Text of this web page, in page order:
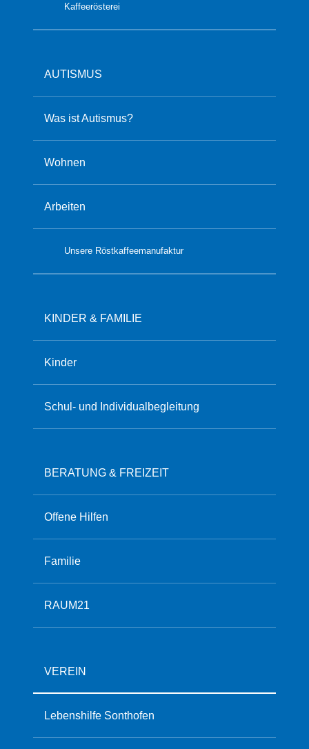
Kaffeerösterei
AUTISMUS
Was ist Autismus?
Wohnen
Arbeiten
Unsere Röstkaffeemanufaktur
KINDER & FAMILIE
Kinder
Schul- und Individualbegleitung
BERATUNG & FREIZEIT
Offene Hilfen
Familie
RAUM21
VEREIN
Lebenshilfe Sonthofen